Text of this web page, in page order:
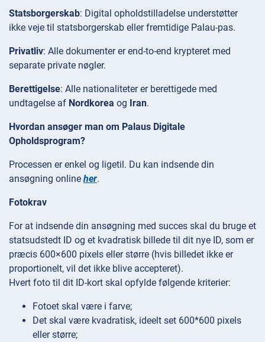
Statsborgerskab: Digital opholdstilladelse understøtter
ikke veje til statsborgerskab eller fremtidige Palau-pas.
Privatliv: Alle dokumenter er end-to-end krypteret med
separate private nøgler.
Berettigelse: Alle nationaliteter er berettigede med
undtagelse af Nordkorea og Iran.
Hvordan ansøger man om Palaus Digitale
Opholdsprogram?
Processen er enkel og ligetil. Du kan indsende din
ansøgning online her.
Fotokrav
For at indsende din ansøgning med succes skal du bruge et
statsudstedt ID og et kvadratisk billede til dit nye ID, som er
præcis 600×600 pixels eller større (hvis billedet ikke er
proportionelt, vil det ikke blive accepteret).
Hvert foto til dit ID-kort skal opfylde følgende kriterier:
Fotoet skal være i farve;
Det skal være kvadratisk, ideelt set 600*600 pixels
eller større;